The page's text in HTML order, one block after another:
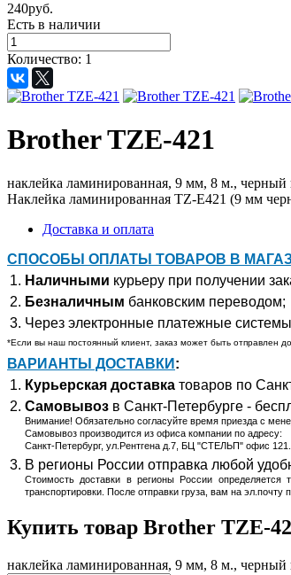
240руб.
Есть в наличии
Количество: 1
Brother TZE-421
наклейка ламинированная, 9 мм, 8 м., черный
Наклейка ламинированная TZ-E421 (9 мм
Доставка и оплата
СПОСОБЫ ОПЛАТЫ ТОВАРОВ В
Наличными курьеру при получении
Безналичным банковским переводом;
Через электронные платежные
*Если вы наш постоянный клиент, заказ может быть отправлен
ВАРИАНТЫ ДОСТАВКИ :
Курьерская доставка товаров по
Самовывоз в Санкт-Петербурге -
Внимание! Обязательно согласуйте время приезда с
Самовывоз производится из офиса компании по адресу:
Санкт-Петербург, ул.Рентгена д.7, БЦ "СТЕЛЬП" офис 121.
В регионы России отправка любой
Стоимость доставки в регионы России
транспортировки. После отправки груза, вам на
Купить товар Brother TZE-
наклейка ламинированная, 9 мм, 8 м., черный